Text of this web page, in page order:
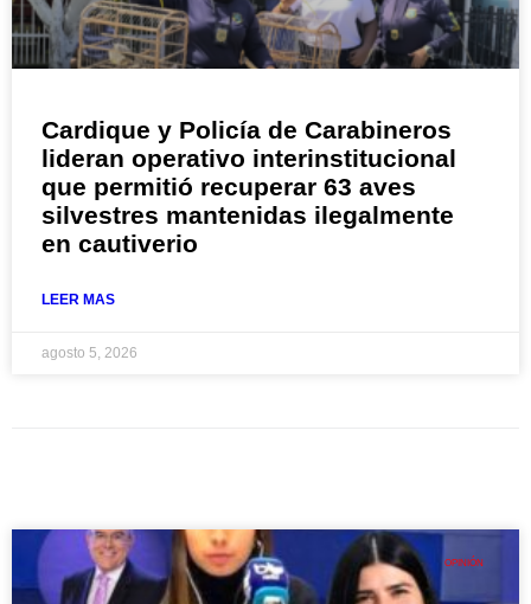
Cardique y Policía de Carabineros
lideran operativo interinstitucional
que permitió recuperar 63 aves
silvestres mantenidas ilegalmente
en cautiverio
LEER MAS
agosto 5, 2026
OPINIÓN